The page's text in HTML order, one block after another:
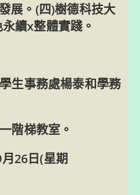
展。(四)樹德科技大
續x整體實踐。
生事務處楊泰和學務
階梯教室。
26日(星期